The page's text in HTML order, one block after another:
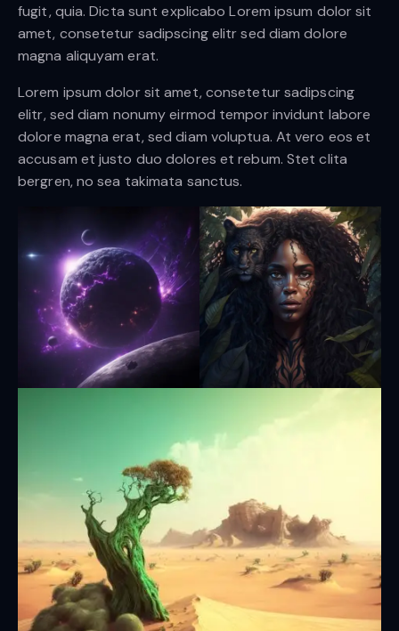
fugit, quia. Dicta sunt explicabo Lorem ipsum dolor sit
amet, consetetur sadipscing elitr sed diam dolore
magna aliquyam erat.
Lorem ipsum dolor sit amet, consetetur sadipscing
elitr, sed diam nonumy eirmod tempor invidunt labore
dolore magna erat, sed diam voluptua. At vero eos et
accusam et justo duo dolores et rebum. Stet clita
bergren, no sea takimata sanctus.